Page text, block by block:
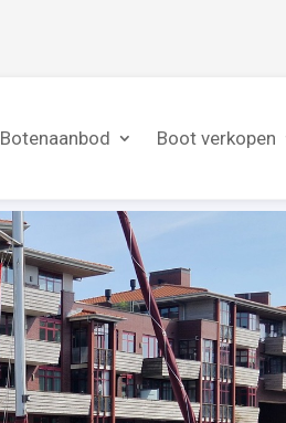
Botenaanbod Boot verkopen